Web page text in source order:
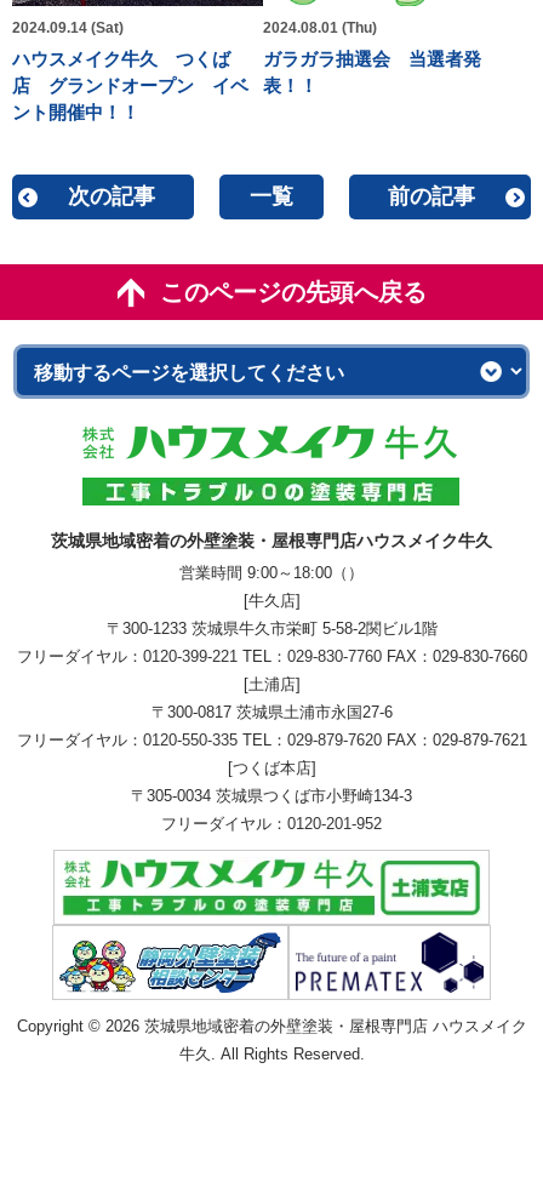
2024.09.14 (Sat)
ハウスメイク牛久 つくば
店 グランドオープン イベ
ント開催中！！
2024.08.01 (Thu)
ガラガラ抽選会 当選者発
表！！
次の記事 一覧 前の記事
このページの先頭へ戻る
茨城県地域密着の外壁塗装・屋根専門店ハウスメイク牛久
営業時間 9:00～18:00（）
[牛久店]
〒300-1233 茨城県牛久市栄町 5-58-2関ビル1階
フリーダイヤル： 0120-399-221TEL： 029-830-7760FAX：029-830-7660
[土浦店]
〒300-0817 茨城県土浦市永国27-6
フリーダイヤル： 0120-550-335TEL： 029-879-7620FAX：029-879-7621
[つくば本店]
〒305-0034 茨城県つくば市小野崎134-3
フリーダイヤル： 0120-201-952
Copyright © 2026 茨城県地域密着の外壁塗装・屋根専門店 ハウスメイク
牛久. All Rights Reserved.